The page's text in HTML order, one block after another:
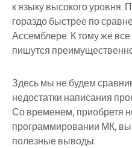
к языку высокого
гораздо быстрее по
Ассемблере. К тому же
пишутся
Здесь мы не будем
недостатки написания
Со временем, приобретя
программировании МК, вы
полезные выводы.